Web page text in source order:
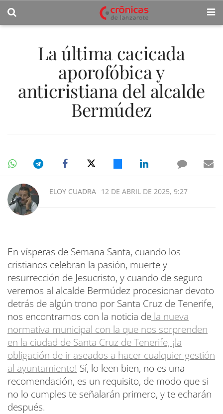
La última cacicada
aporofóbica y
anticristiana del alcalde
Bermúdez
ELOY CUADRA 12 DE ABRIL DE 2025, 9:27
En vísperas de Semana Santa, cuando los
cristianos celebran la pasión, muerte y
resurrección de Jesucristo, y cuando de seguro
veremos al alcalde Bermúdez procesionar devoto
detrás de algún trono por Santa Cruz de Tenerife,
nos encontramos con la noticia de la nueva
normativa municipal con la que nos sorprenden
en la ciudad de Santa Cruz de Tenerife, ¡la
obligación de ir aseados a hacer cualquier gestión
al ayuntamiento! Sí, lo leen bien, no es una
recomendación, es un requisito, de modo que si
no lo cumples te señalarán primero, y te echarán
después.